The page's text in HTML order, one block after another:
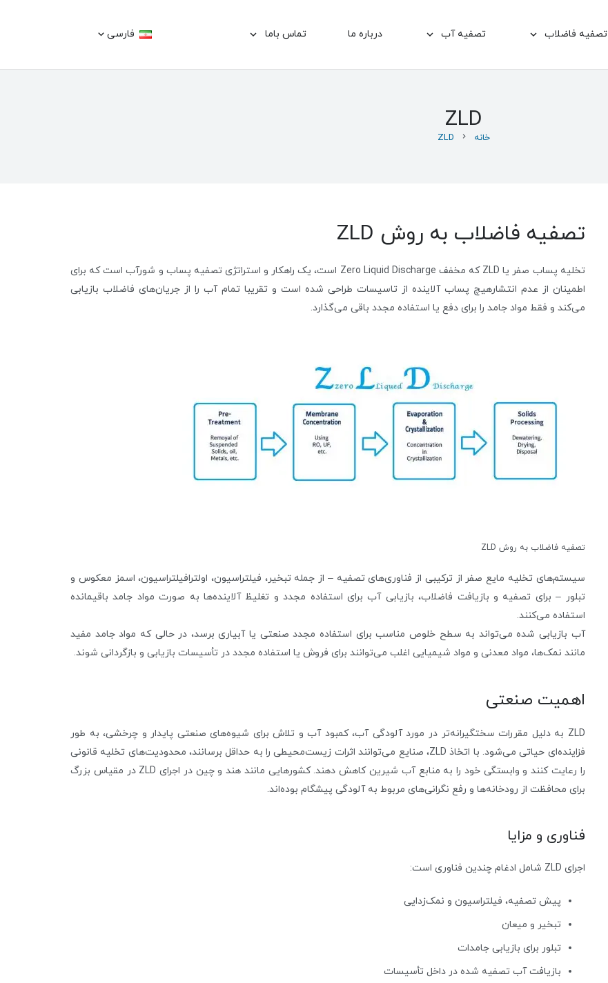
تصفیه فاضلاب تصفیه آب درباره ما تماس باما فارسی
ZLD
خانه chevron_right
ZLD
تصفیه فاضلاب به روش ZLD
تخلیه پساب صفر یا ZLD که مخفف Zero Liquid Discharge است، یک راهکار و استراتژی تصفیه پساب و شورآب است که برای
اطمینان از عدم انتشارهیچ پساب آلاینده از تاسیسات طراحی شده است و تقریبا تمام آب را از جریان‌های فاضلاب بازیابی
می‌کند و فقط مواد جامد را برای دفع یا استفاده مجدد باقی می‌گذارد.
تصفیه فاضلاب به روش ZLD
سیستم‌های تخلیه مایع صفر از ترکیبی از فناوری‌های تصفیه – از جمله تبخیر، فیلتراسیون، اولترافیلتراسیون، اسمز معکوس و
تبلور – برای تصفیه و بازیافت فاضلاب، بازیابی آب برای استفاده مجدد و تغلیظ آلاینده‌ها به صورت مواد جامد باقیمانده
استفاده می‌کنند.
آب بازیابی شده می‌تواند به سطح خلوص مناسب برای استفاده مجدد صنعتی یا آبیاری برسد، در حالی که مواد جامد مفید
مانند نمک‌ها، مواد معدنی و مواد شیمیایی اغلب می‌توانند برای فروش یا استفاده مجدد در تأسیسات بازیابی و بازگردانی شوند.
اهمیت صنعتی
ZLD به دلیل مقررات سختگیرانه‌تر در مورد آلودگی آب، کمبود آب و تلاش برای شیوه‌های صنعتی پایدار و چرخشی، به طور
فزاینده‌ای حیاتی می‌شود. با اتخاذ ZLD، صنایع می‌توانند اثرات زیست‌محیطی را به حداقل برسانند، محدودیت‌های تخلیه قانونی
را رعایت کنند و وابستگی خود را به منابع آب شیرین کاهش دهند. کشورهایی مانند هند و چین در اجرای ZLD در مقیاس بزرگ
برای محافظت از رودخانه‌ها و رفع نگرانی‌های مربوط به آلودگی پیشگام بوده‌اند.
فناوری و مزایا
اجرای ZLD شامل ادغام چندین فناوری است:
پیش تصفیه، فیلتراسیون و نمک‌زدایی
تبخیر و میعان
تبلور برای بازیابی جامدات
بازیافت آب تصفیه شده در داخل تأسیسات